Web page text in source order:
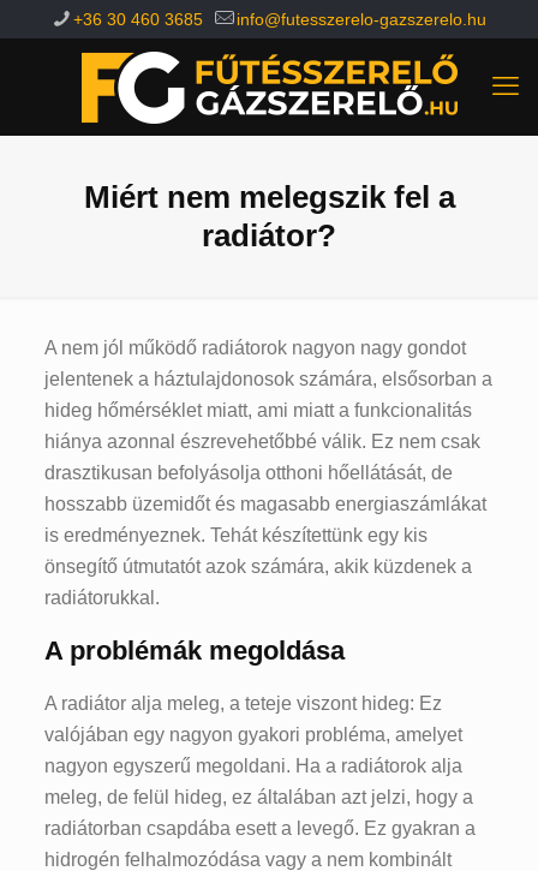
+36 30 460 3685 info@futesszerelo-gazszerelo.hu
Miért nem melegszik fel a
radiátor?
A nem jól működő radiátorok nagyon nagy gondot
jelentenek a háztulajdonosok számára, elsősorban a
hideg hőmérséklet miatt, ami miatt a funkcionalitás
hiánya azonnal észrevehetőbbé válik. Ez nem csak
drasztikusan befolyásolja otthoni hőellátását, de
hosszabb üzemidőt és magasabb energiaszámlákat
is eredményeznek. Tehát készítettünk egy kis
önsegítő útmutatót azok számára, akik küzdenek a
radiátorukkal.
A problémák megoldása
A radiátor alja meleg, a teteje viszont hideg: Ez
valójában egy nagyon gyakori probléma, amelyet
nagyon egyszerű megoldani. Ha a radiátorok alja
meleg, de felül hideg, ez általában azt jelzi, hogy a
radiátorban csapdába esett a levegő. Ez gyakran a
hidrogén felhalmozódása vagy a nem kombinált